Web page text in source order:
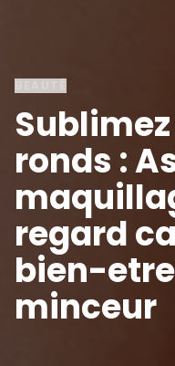
ronds :
regard
bien-
minceur